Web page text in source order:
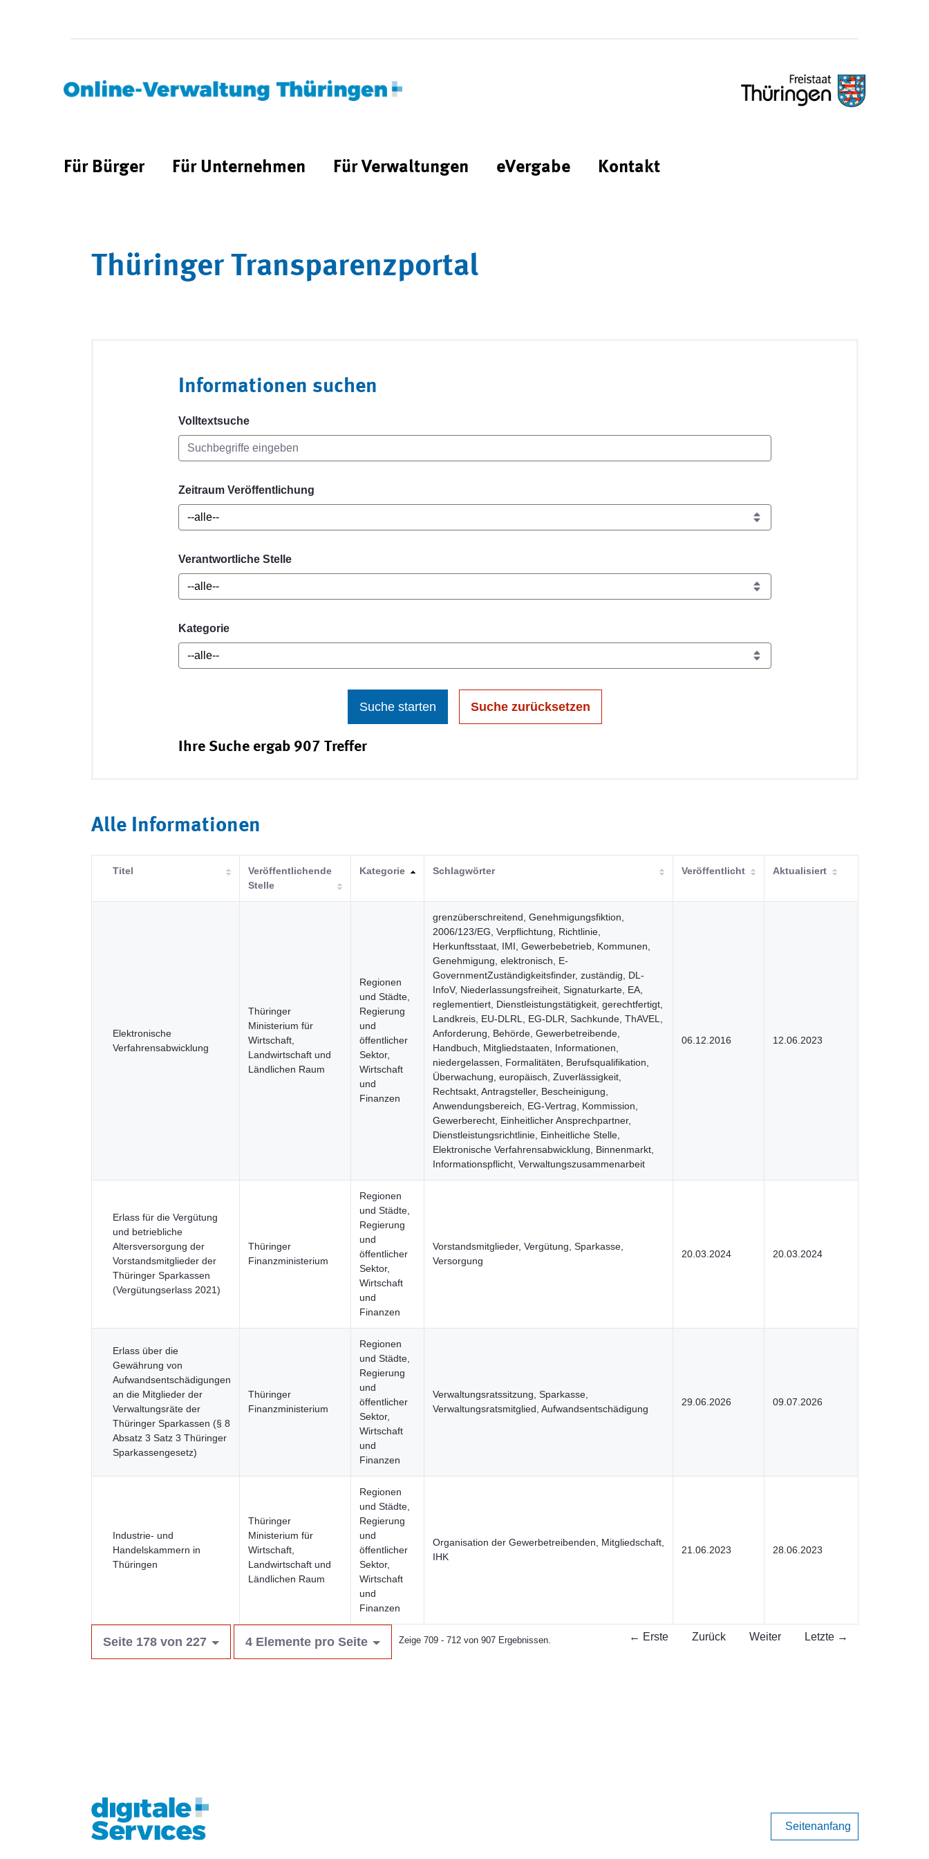
Für Bürger Für Unternehmen Für Verwaltungen eVergabe Kontakt
Thüringer Transparenzportal
Informationen suchen
Volltextsuche
Zeitraum Veröffentlichung
Verantwortliche Stelle
Kategorie
Suche starten Suche zurücksetzen
Ihre Suche ergab 907 Treffer
Alle Informationen
Titel
Veröffentlichende
Stelle
Kategorie Schlagwörter Veröffentlicht Aktualisiert
Elektronische
Verfahrensabwicklung
Thüringer
Ministerium für
Wirtschaft,
Landwirtschaft und
Ländlichen Raum
Regionen
und Städte,
Regierung
und
öffentlicher
Sektor,
Wirtschaft
und
Finanzen
grenzüberschreitend, Genehmigungsfiktion,
2006/123/EG, Verpflichtung, Richtlinie,
Herkunftsstaat, IMI, Gewerbebetrieb, Kommunen,
Genehmigung, elektronisch, E-
GovernmentZuständigkeitsfinder, zuständig, DL-
InfoV, Niederlassungsfreiheit, Signaturkarte, EA,
reglementiert, Dienstleistungstätigkeit, gerechtfertigt,
Landkreis, EU-DLRL, EG-DLR, Sachkunde, ThAVEL,
Anforderung, Behörde, Gewerbetreibende,
Handbuch, Mitgliedstaaten, Informationen,
niedergelassen, Formalitäten, Berufsqualifikation,
Überwachung, europäisch, Zuverlässigkeit,
Rechtsakt, Antragsteller, Bescheinigung,
Anwendungsbereich, EG-Vertrag, Kommission,
Gewerberecht, Einheitlicher Ansprechpartner,
Dienstleistungsrichtlinie, Einheitliche Stelle,
Elektronische Verfahrensabwicklung, Binnenmarkt,
Informationspflicht, Verwaltungszusammenarbeit
06.12.2016 12.06.2023
Erlass für die Vergütung
und betriebliche
Altersversorgung der
Vorstandsmitglieder der
Thüringer Sparkassen
(Vergütungserlass 2021)
Thüringer
Finanzministerium
Regionen
und Städte,
Regierung
und
öffentlicher
Sektor,
Wirtschaft
und
Finanzen
Vorstandsmitglieder, Vergütung, Sparkasse,
Versorgung
20.03.2024 20.03.2024
Erlass über die
Gewährung von
Aufwandsentschädigungen
an die Mitglieder der
Verwaltungsräte der
Thüringer Sparkassen (§ 8
Absatz 3 Satz 3 Thüringer
Sparkassengesetz)
Thüringer
Finanzministerium
Regionen
und Städte,
Regierung
und
öffentlicher
Sektor,
Wirtschaft
und
Finanzen
Verwaltungsratssitzung, Sparkasse,
Verwaltungsratsmitglied, Aufwandsentschädigung
29.06.2026 09.07.2026
Industrie- und
Handelskammern in
Thüringen
Thüringer
Ministerium für
Wirtschaft,
Landwirtschaft und
Ländlichen Raum
Regionen
und Städte,
Regierung
und
öffentlicher
Sektor,
Wirtschaft
und
Finanzen
Organisation der Gewerbetreibenden, Mitgliedschaft,
IHK
21.06.2023 28.06.2023
Seite 178 von 227 4 Elemente pro Seite Zeige 709 - 712 von 907 Ergebnissen. ← Erste Zurück Weiter Letzte →
Seitenanfang